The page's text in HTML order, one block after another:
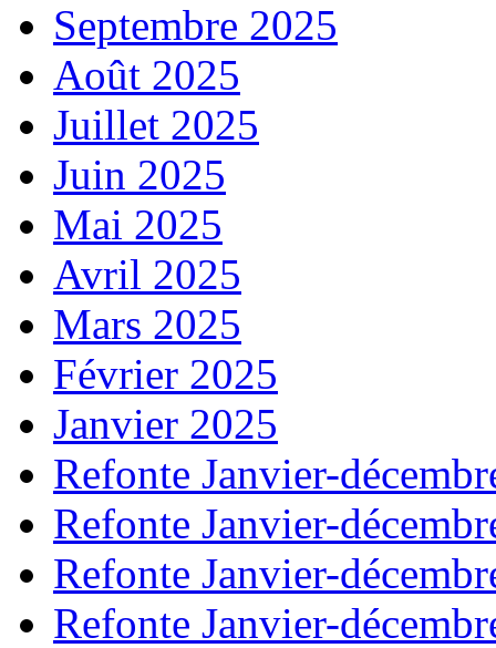
Septembre 2025
Août 2025
Juillet 2025
Juin 2025
Mai 2025
Avril 2025
Mars 2025
Février 2025
Janvier 2025
Refonte Janvier-
Refonte Janvier-
Refonte Janvier-
Refonte Janvier-